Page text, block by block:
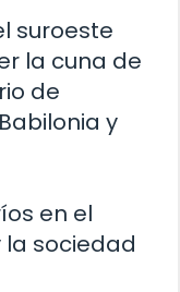
suroeste
la cuna de
de
y
en el
sociedad